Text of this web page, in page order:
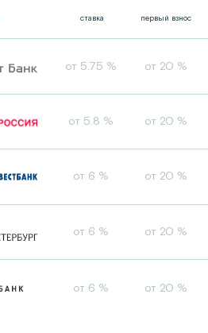
ставка первый взнос
от 5.75 % от 20 %
от 5.8 % от 20 %
от 6 % от 20 %
от 6 % от 20 %
от 6 % от 20 %